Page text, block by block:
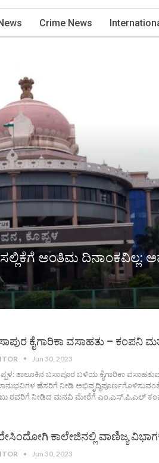
Crime News
ಅಂತಿಮ ದಿನಾಂಕವಿಲ್ಲ:
ಕೈಗಾರಿಕಾ ವಸಾಹತು – ಕಂಪನಿ
Jun 30, 2023
ತಾಲೂಕಿನ ಬಸಾಪೂರ ಬಳಿಯ ಕೈಗಾರಿಕಾ
ಹೆಸರಿಗೆ ನೀಡಿ
ರವರಿಗೆ ನೀಡಿದ ಮನವಿ ಮೇರೆಗೆ ಎಂ.ಎಸ್.ಪಿ.ಎಲ್
ಕಾಲೇಜಿನಲ್ಲಿ ವಾಣಿಜ್ಯ
Jun 30, 2023